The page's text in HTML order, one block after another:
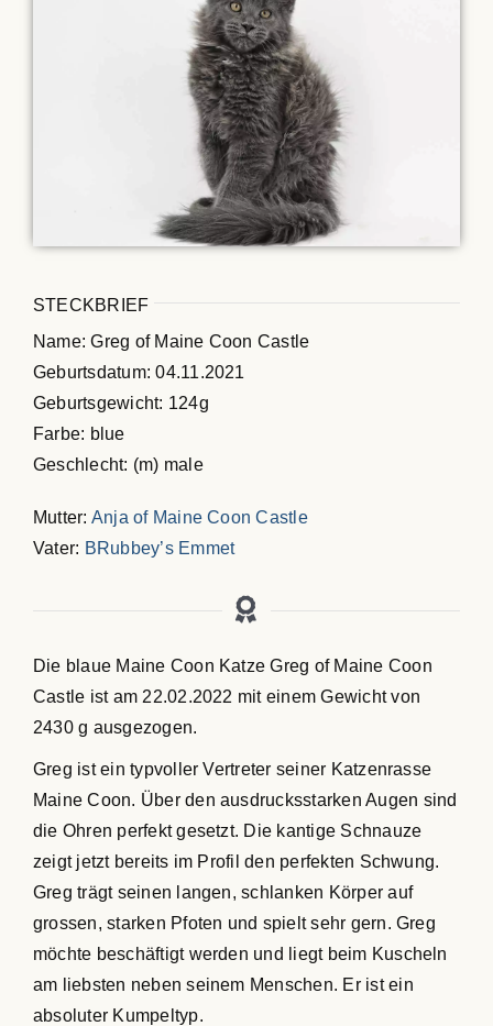
Maine Coon Kastraten
Katzenblog
Über uns
Suche
nach:
STECKBRIEF
Name: Greg of Maine Coon Castle
Geburtsdatum: 04.11.2021
Geburtsgewicht: 124g
Farbe: blue
Geschlecht: (m) male
Mutter: Anja of Maine Coon Castle
Vater: BRubbey’s Emmet
Die blaue Maine Coon Katze Greg of Maine Coon
Castle ist am 22.02.2022 mit einem Gewicht von
2430 g ausgezogen.
Greg ist ein typvoller Vertreter seiner Katzenrasse
Maine Coon. Über den ausdrucksstarken Augen sind
die Ohren perfekt gesetzt. Die kantige Schnauze
zeigt jetzt bereits im Profil den perfekten Schwung.
Greg trägt seinen langen, schlanken Körper auf
grossen, starken Pfoten und spielt sehr gern. Greg
möchte beschäftigt werden und liegt beim Kuscheln
am liebsten neben seinem Menschen. Er ist ein
absoluter Kumpeltyp.